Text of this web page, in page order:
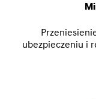
ubezpieczeniu i